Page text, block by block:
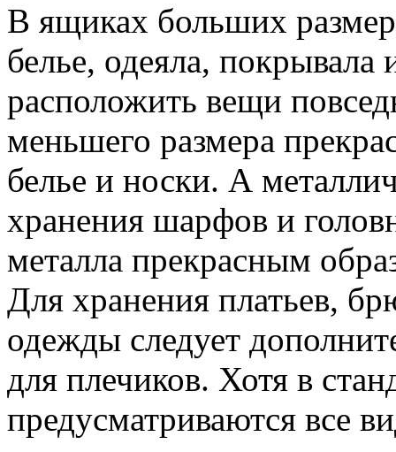
В ящиках больших
белье, одеяла,
расположить вещи
меньшего размера
белье и носки. А
хранения шарфов и
металла прекрасным
Для хранения платьев,
одежды следует
для плечиков. Хотя в
предусматриваются все